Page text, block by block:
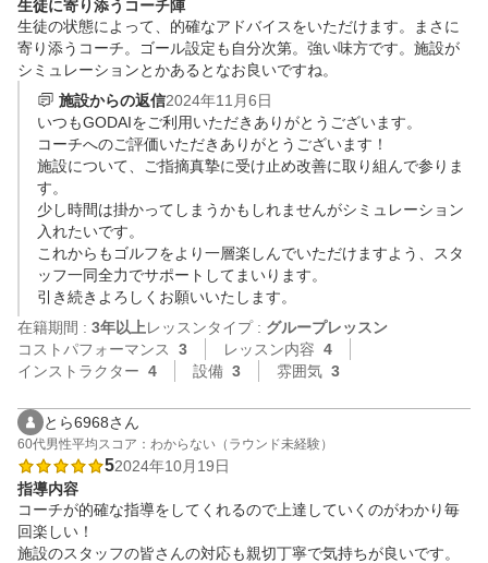
生徒に寄り添うコーチ陣
生徒の状態によって、的確なアドバイスをいただけます。まさに
寄り添うコーチ。ゴール設定も自分次第。強い味方です。施設が
シミュレーションとかあるとなお良いですね。
施設からの返信2024年11月6日
いつもGODAIをご利用いただきありがとうございます。
コーチへのご評価いただきありがとうございます！
施設について、ご指摘真摯に受け止め改善に取り組んで参りま
す。
少し時間は掛かってしまうかもしれませんがシミュレーション
入れたいです。
これからもゴルフをより一層楽しんでいただけますよう、スタ
ッフ一同全力でサポートしてまいります。
引き続きよろしくお願いいたします。
在籍期間 : 3年以上レッスンタイプ : グループレッスン
コストパフォーマンス
3 レッスン内容 4
インストラクター 4 設備 3 雰囲気 3
とら6968さん
60代男性平均スコア：わからない（ラウンド未経験）
52024年10月19日
指導内容
コーチが的確な指導をしてくれるので上達していくのがわかり毎
回楽しい！
施設のスタッフの皆さんの対応も親切丁寧で気持ちが良いです。